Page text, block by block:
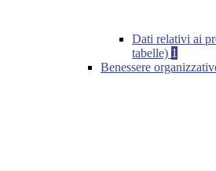
Dati relativi ai
tabelle) 1
Benessere